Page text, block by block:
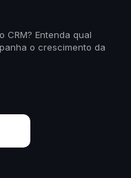
CRM? Entenda qual
o crescimento da